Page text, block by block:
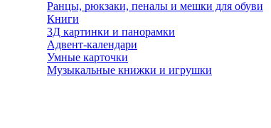
Ранцы, рюкзаки, пеналы и мешки для обуви
Книги
3Д картинки и панорамки
Адвент-календари
Умные карточки
Музыкальные книжки и игрушки